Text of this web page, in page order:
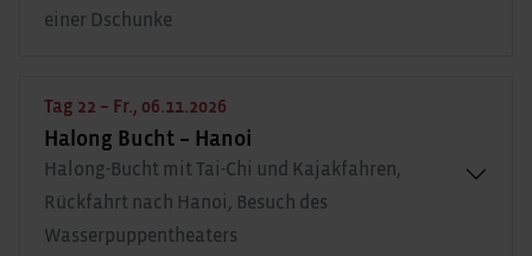
einer Dschunke
Tag 22 – Fr., 06.11.2026
Halong Bucht – Hanoi
Halong-Bucht mit Tai-Chi und Kajakfahren,
Rückfahrt nach Hanoi, Besuch des
Wasserpuppentheaters